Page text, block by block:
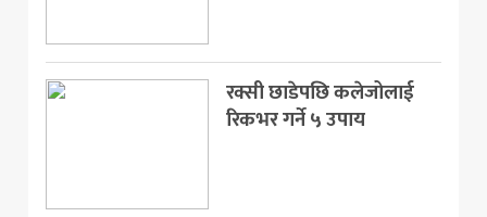
रक्सी छाडेपछि कलेजोलाई
रिकभर गर्ने ५ उपाय